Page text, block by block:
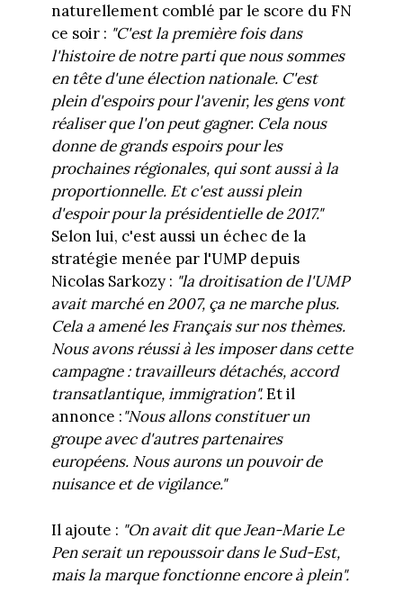
naturellement comblé par le score du FN
ce soir : "C'est la première fois dans
l'histoire de notre parti que nous sommes
en tête d'une élection nationale. C'est
plein d'espoirs pour l'avenir, les gens vont
réaliser que l'on peut gagner. Cela nous
donne de grands espoirs pour les
prochaines régionales, qui sont aussi à la
proportionnelle. Et c'est aussi plein
d'espoir pour la présidentielle de 2017."
Selon lui, c'est aussi un échec de la
stratégie menée par l'UMP depuis
Nicolas Sarkozy : "la droitisation de l'UMP
avait marché en 2007, ça ne marche plus.
Cela a amené les Français sur nos thèmes.
Nous avons réussi à les imposer dans cette
campagne : travailleurs détachés, accord
transatlantique, immigration".Et il
annonce :"Nous allons constituer un
groupe avec d'autres partenaires
européens. Nous aurons un pouvoir de
nuisance et de vigilance."
Il ajoute : "On avait dit que Jean-Marie Le
Pen serait un repoussoir dans le Sud-Est,
mais la marque fonctionne encore à plein".